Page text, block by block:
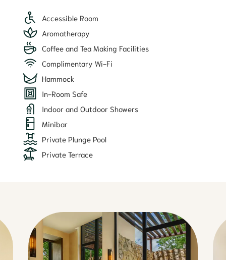
Accessible Room
Aromatherapy
Coffee and Tea Making Facilities
Complimentary Wi-Fi
Hammock
In-Room Safe
Indoor and Outdoor Showers
Minibar
Private Plunge Pool
Private Terrace